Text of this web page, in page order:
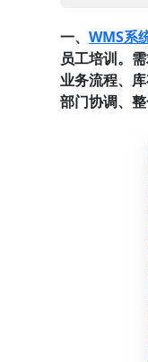
一、WMS系
员工培训。
业务流程、
部门协调、